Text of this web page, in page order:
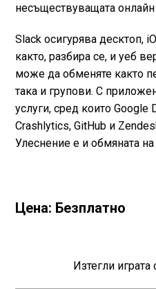
несъществуващата онлайн
Slack осигурява десктоп,
както, разбира се, и уеб
може да обменяте както
така и групови. С
услуги, сред които Google
Crashlytics, GitHub и
Улеснение е и обмяната
Цена: Безплатно
Изтегли играта